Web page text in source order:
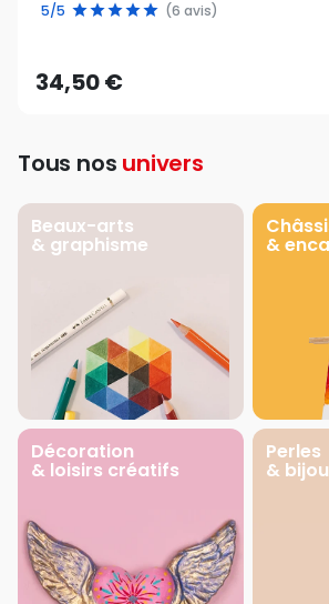
5/5 (6 avis)
34,50 €
Tous nos univers
Beaux-arts
& graphisme &
Décoration
& loisirs créatifs
Perles
&